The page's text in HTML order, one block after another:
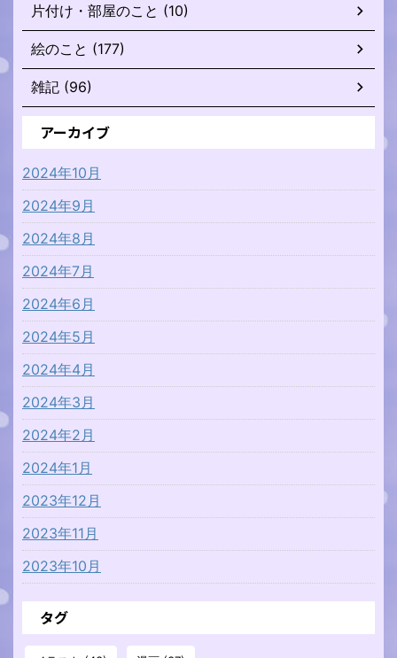
片付け・部屋のこと (10)
絵のこと (177)
雑記 (96)
アーカイブ
2024年10月
2024年9月
2024年8月
2024年7月
2024年6月
2024年5月
2024年4月
2024年3月
2024年2月
2024年1月
2023年12月
2023年11月
2023年10月
タグ